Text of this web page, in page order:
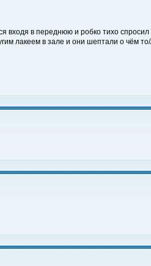
входя в переднюю и робко тихо
лакеем в зале и они шептали о чём